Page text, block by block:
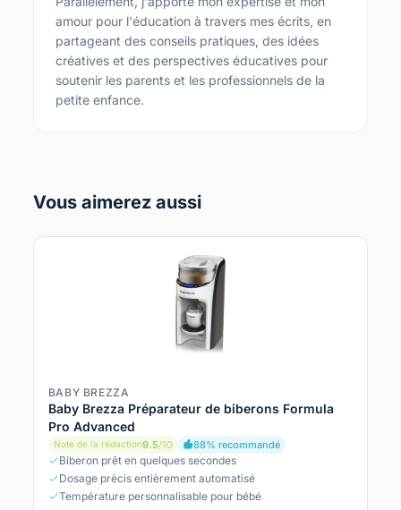
amour pour l'éducation à travers mes écrits, en
partageant des conseils pratiques, des idées
créatives et des perspectives éducatives pour
soutenir les parents et les professionnels de la
petite enfance.
Vous aimerez aussi
BABY BREZZA
Baby Brezza Préparateur de biberons Formula
Pro Advanced
Note de la rédaction9.5/10 88% recommandé
Biberon prêt en quelques secondes
Dosage précis entièrement automatisé
Température personnalisable pour bébé